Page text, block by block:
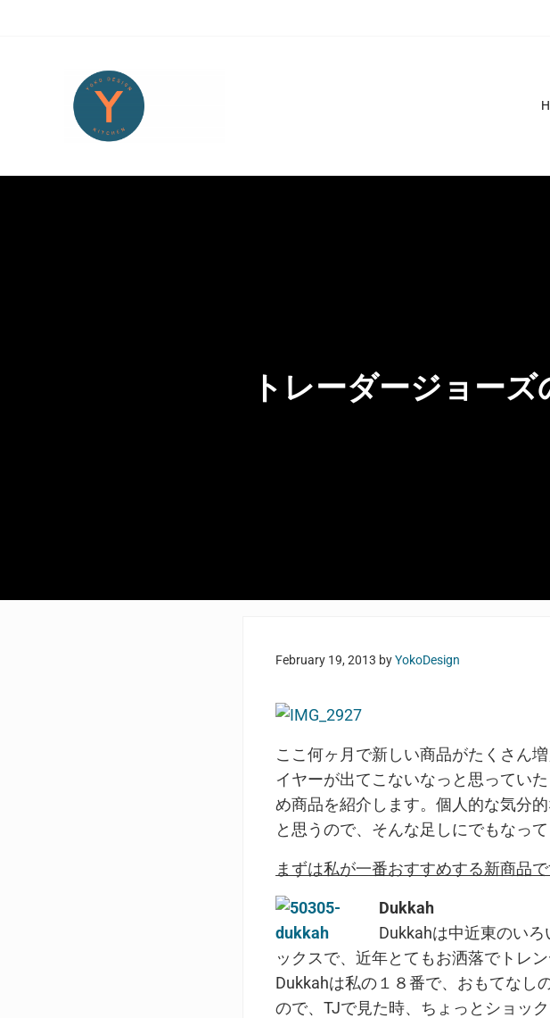
トレーダージョー
February 19, 2013 byYokoDesign
ここ何ヶ月で新しい商品がたくさん
イヤーが出てこないなっと思ってい
め商品を紹介します。個人的な気分
と思うので、そんな足しにでもなって
まずは私が一番おすすめする新商品
Dukkah
Dukkahは中近東のい
ックスで、近年とてもお洒落でトレ
Dukkahは私の１８番で、おもてなし
ので、TJで見た時、ちょっとショッ